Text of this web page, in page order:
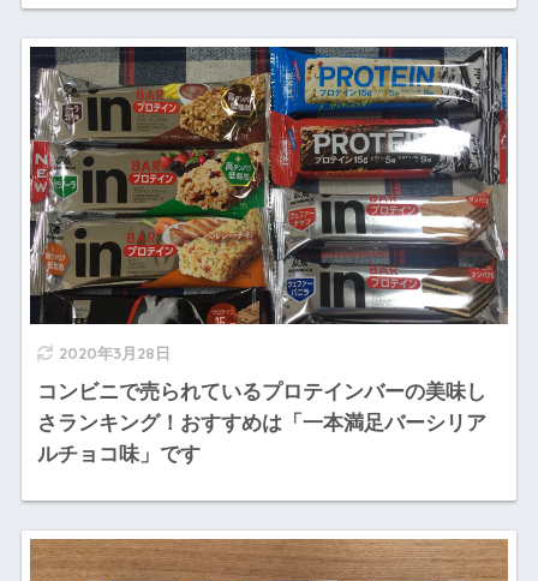
2020年3月28日
コンビニで売られているプロテインバーの美味し
さランキング！おすすめは「一本満足バーシリア
ルチョコ味」です